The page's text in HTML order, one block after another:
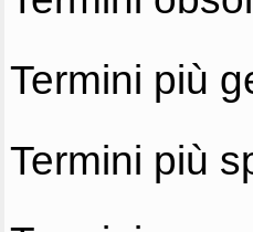
Termini più
Termini più